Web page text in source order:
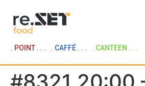
. POINT . . . . CAFFÉ . . . . CANTEEN . . .